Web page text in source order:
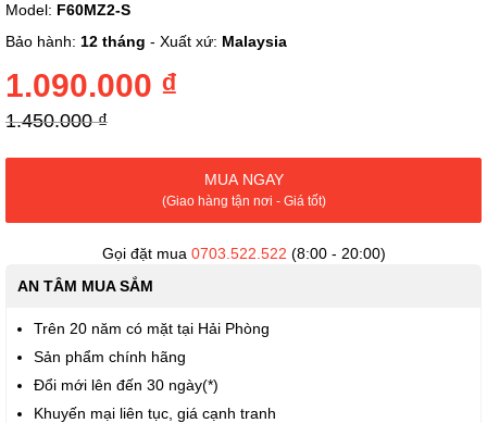
đến
phần
của
thư
viện
ảnh
Model: F60MZ2-S
Bảo hành: 12 tháng - Xuất xứ: Malaysia
1.090.000 ₫
1.450.000 ₫
MUA NGAY
(Giao hàng tận nơi - Giá tốt)
Gọi đặt mua 0703.522.522 (8:00 - 20:00)
AN TÂM MUA SẮM
Trên 20 năm có mặt tại Hải Phòng
Sản phẩm chính hãng
Đổi mới lên đến 30 ngày(*)
Khuyến mại liên tục, giá cạnh tranh